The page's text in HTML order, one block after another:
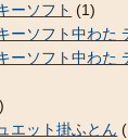
ーソフト (1)
ーソフト中わた
ーソフト中わた
エット掛ふとん